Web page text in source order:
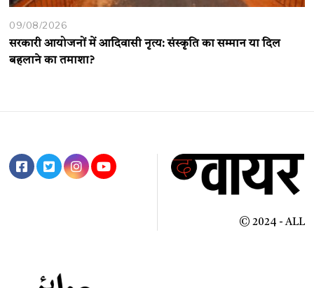
09/08/2026
सरकारी आयोजनों में आदिवासी नृत्य: संस्कृति का सम्मान या दिल
बहलाने का तमाशा?
© 2024 - ALL